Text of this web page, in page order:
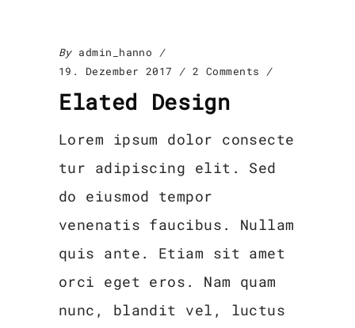
By admin_hanno
19. Dezember 2017
2 Comments
Elated Design
Lorem ipsum dolor consecte
tur adipiscing elit. Sed
do eiusmod tempor
venenatis faucibus. Nullam
quis ante. Etiam sit amet
orci eget eros. Nam quam
nunc, blandit vel, luctus